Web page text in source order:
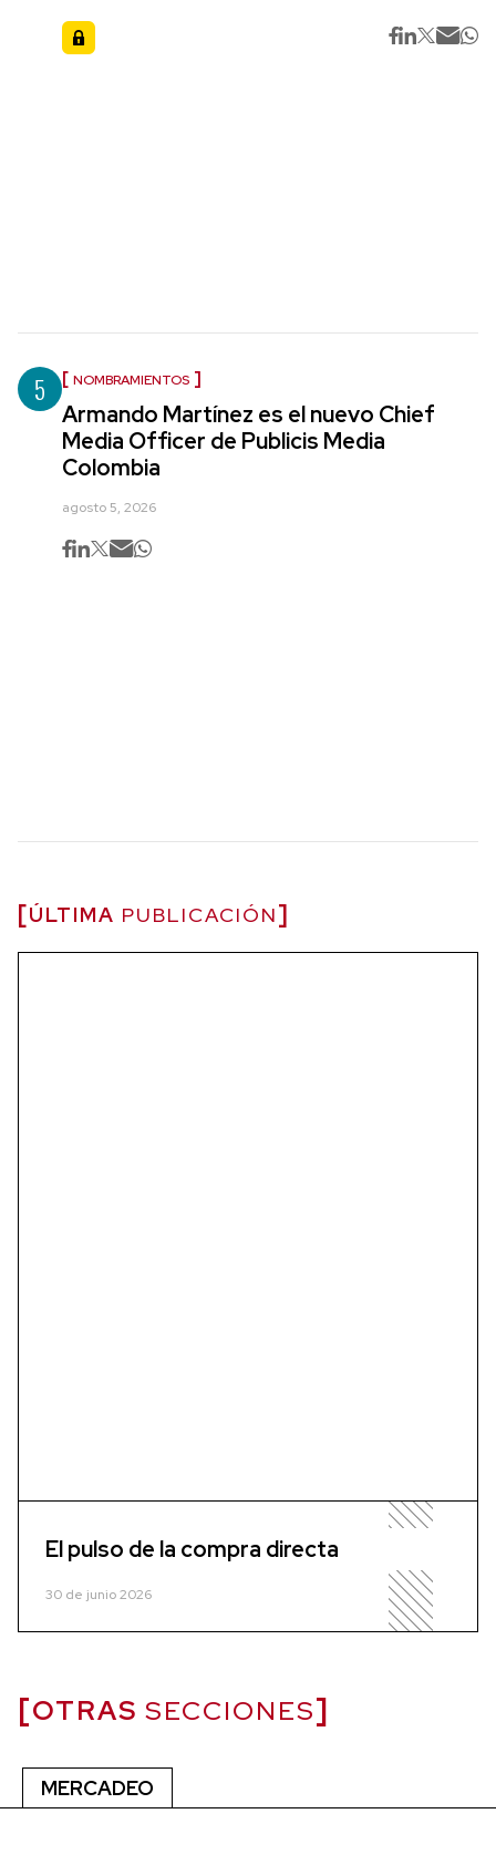
5 NOMBRAMIENTOS
Armando Martínez es el nuevo Chief
Media Officer de Publicis Media
Colombia
agosto 5, 2026
ÚLTIMA PUBLICACIÓN
El pulso de la compra directa
30 de junio 2026
OTRAS SECCIONES
MERCADEO